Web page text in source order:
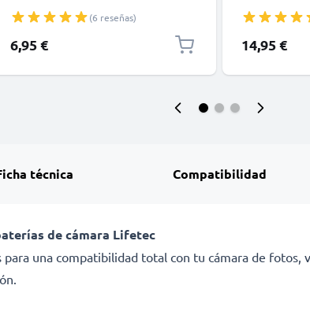
Moto Z, Huawei, Xiaomi - 1,0m Cable
cargador USB tipo C
(6 reseñas)
6,95 €
1m
14,95 €
técnica Compatibilidad
de cámara Lifetec
una compatibilidad total con tu cámara de fotos,